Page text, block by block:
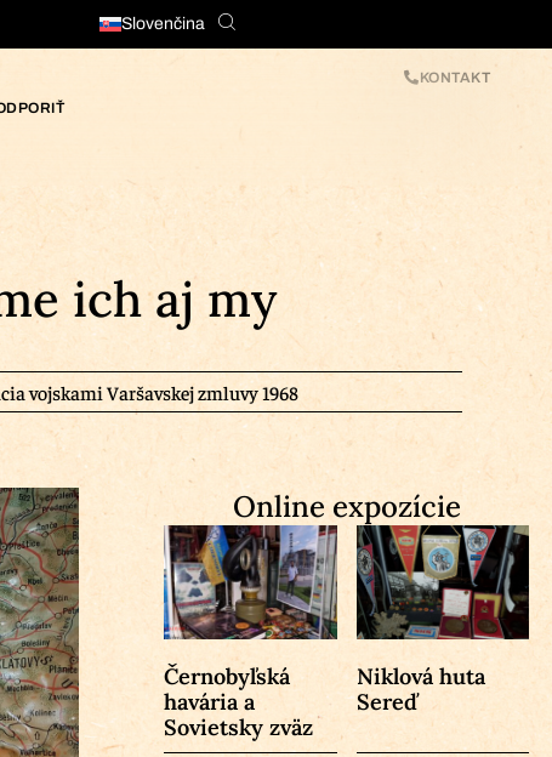
Slovenčina
KONTAKT
ich aj my
vojskami Varšavskej zmluvy 1968
Online expozície
Černobyľská
havária a
Sovietsky zväz
Niklová huta
Sereď